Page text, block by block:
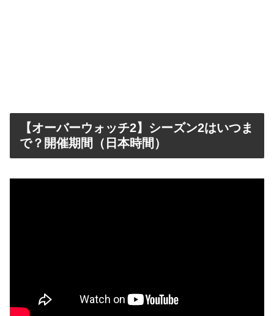
【オーバーウォッチ2】シーズン2はいつま
で？開催期間（日本時間）